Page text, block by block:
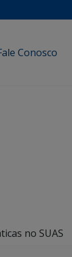
Conosco
no SUAS